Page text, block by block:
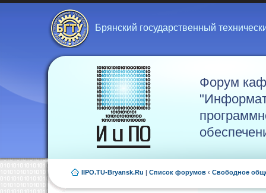
Брянский государственный
Форум
IIPO.TU-Bryansk.Ru | Список форумов ‹ Свободное